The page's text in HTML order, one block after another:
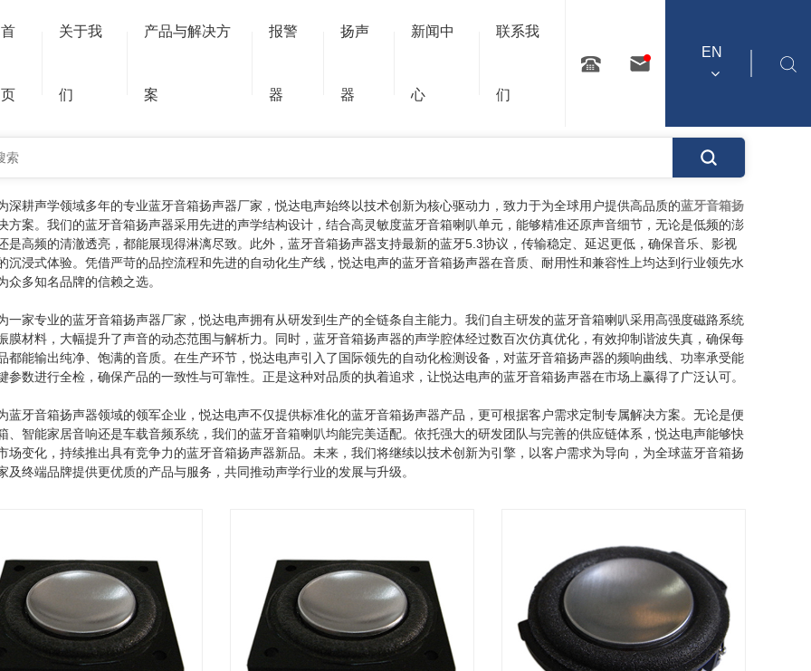
首
页
关于我
们
产品与解决方
案
报警
器
扬声
器
新闻中
心
联系我
们
EN
搜索
蓝牙音箱喇叭,蓝牙音箱扬声器您的位置：主页 产品中心 扬声器 多媒体扬声器
音箱扬声器
深耕声学领域多年的专业蓝牙音箱扬声器厂家，悦达电声始终以技术创新为核心驱动力，致力于为全球用户提供高品质的蓝牙音箱扬
方案。我们的蓝牙音箱扬声器采用先进的声学结构设计，结合高灵敏度蓝牙音箱喇叭单元，能够精准还原声音细节，无论是低频的澎
是高频的清澈透亮，都能展现得淋漓尽致。此外，蓝牙音箱扬声器支持最新的蓝牙5.3协议，传输稳定、延迟更低，确保音乐、影视
沉浸式体验。凭借严苛的品控流程和先进的自动化生产线，悦达电声的蓝牙音箱扬声器在音质、耐用性和兼容性上均达到行业领先水
众多知名品牌的信赖之选。
一家专业的蓝牙音箱扬声器厂家，悦达电声拥有从研发到生产的全链条自主能力。我们自主研发的蓝牙音箱喇叭采用高强度磁路系统
膜材料，大幅提升了声音的动态范围与解析力。同时，蓝牙音箱扬声器的声学腔体经过数百次仿真优化，有效抑制谐波失真，确保每
都能输出纯净、饱满的音质。在生产环节，悦达电声引入了国际领先的自动化检测设备，对蓝牙音箱扬声器的频响曲线、功率承受能
参数进行全检，确保产品的一致性与可靠性。正是这种对品质的执着追求，让悦达电声的蓝牙音箱扬声器在市场上赢得了广泛认可。
蓝牙音箱扬声器领域的领军企业，悦达电声不仅提供标准化的蓝牙音箱扬声器产品，更可根据客户需求定制专属解决方案。无论是便
、智能家居音响还是车载音频系统，我们的蓝牙音箱喇叭均能完美适配。依托强大的研发团队与完善的供应链体系，悦达电声能够快
场变化，持续推出具有竞争力的蓝牙音箱扬声器新品。未来，我们将继续以技术创新为引擎，以客户需求为导向，为全球蓝牙音箱扬
及终端品牌提供更优质的产品与服务，共同推动声学行业的发展与升级。